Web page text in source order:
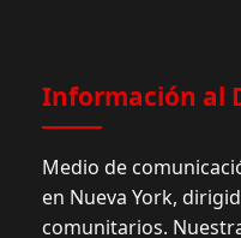
Información al
Medio de
en Nueva York,
comunitarios.